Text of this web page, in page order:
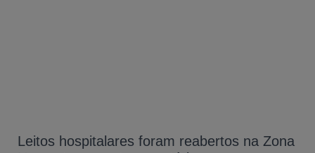
Leitos hospitalares foram reabertos na Zona